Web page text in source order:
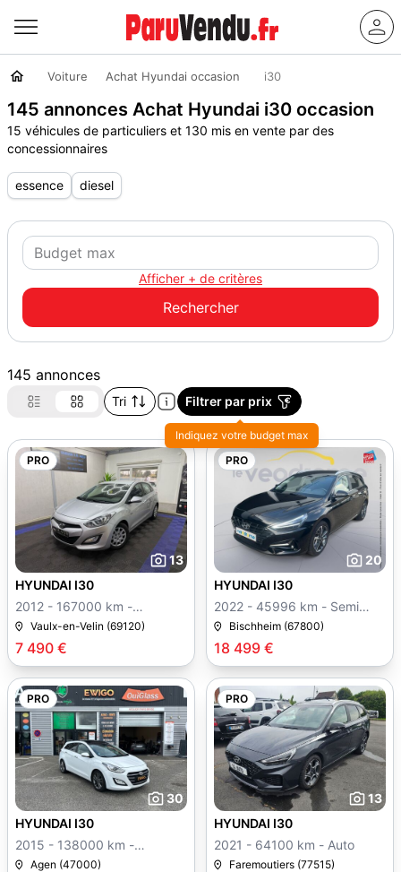
Voiture Achat Hyundai occasion i30
145 annonces Achat Hyundai i30 occasion
15 véhicules de particuliers et 130 mis en vente par des
concessionnaires
essence diesel
Afficher + de critères
145 annonces
Tri Filtrer par prix
Indiquez votre budget max
PRO
13
7 490 €
HYUNDAI I30
2012 - 167000 km -
Manuelle
Vaulx-en-Velin (69120)
PRO
20
18 499 €
HYUNDAI I30
2022 - 45996 km - Semi
autoBischheim (67800)
PRO
30
HYUNDAI I30
2015 - 138000 km -
Manuelle
Agen (47000)
PRO
13
HYUNDAI I30
2021 - 64100 km - Auto
Faremoutiers (77515)